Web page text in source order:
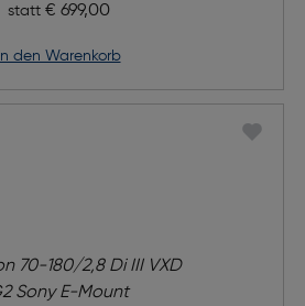
statt Ursprünglicher Preis
€ 699,00
in den Warenkorb